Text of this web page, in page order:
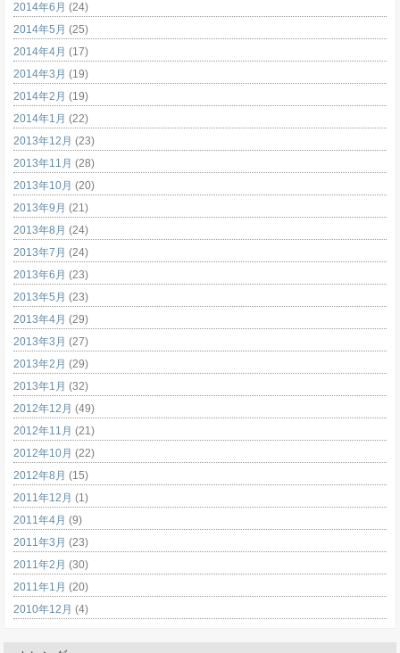
2014年6月 (24)
2014年5月 (25)
2014年4月 (17)
2014年3月 (19)
2014年2月 (19)
2014年1月 (22)
2013年12月 (23)
2013年11月 (28)
2013年10月 (20)
2013年9月 (21)
2013年8月 (24)
2013年7月 (24)
2013年6月 (23)
2013年5月 (23)
2013年4月 (29)
2013年3月 (27)
2013年2月 (29)
2013年1月 (32)
2012年12月 (49)
2012年11月 (21)
2012年10月 (22)
2012年8月 (15)
2011年12月 (1)
2011年4月 (9)
2011年3月 (23)
2011年2月 (30)
2011年1月 (20)
2010年12月 (4)